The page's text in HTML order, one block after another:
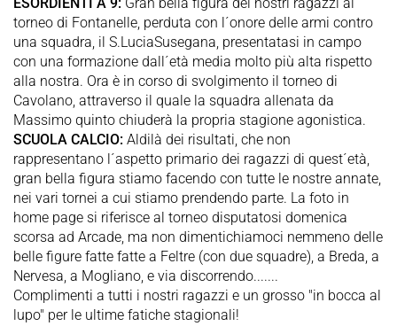
ESORDIENTI A 9: Gran bella figura dei nostri ragazzi al
torneo di Fontanelle, perduta con l´onore delle armi contro
una squadra, il S.LuciaSusegana, presentatasi in campo
con una formazione dall´età media molto più alta rispetto
alla nostra. Ora è in corso di svolgimento il torneo di
Cavolano, attraverso il quale la squadra allenata da
Massimo quinto chiuderà la propria stagione agonistica.
SCUOLA CALCIO: Aldilà dei risultati, che non
rappresentano l´aspetto primario dei ragazzi di quest´età,
gran bella figura stiamo facendo con tutte le nostre annate,
nei vari tornei a cui stiamo prendendo parte. La foto in
home page si riferisce al torneo disputatosi domenica
scorsa ad Arcade, ma non dimentichiamoci nemmeno delle
belle figure fatte fatte a Feltre (con due squadre), a Breda, a
Nervesa, a Mogliano, e via discorrendo.......
Complimenti a tutti i nostri ragazzi e un grosso "in bocca al
lupo" per le ultime fatiche stagionali!